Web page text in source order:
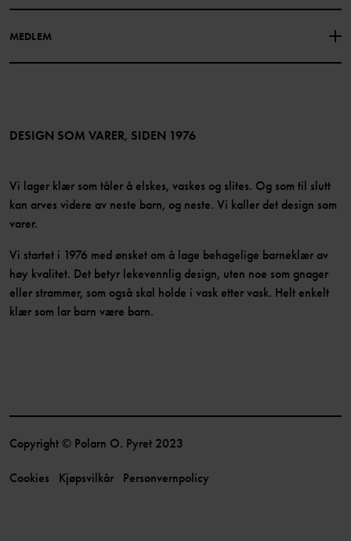
MEDLEM
Bli medlem
DESIGN SOM VARER, SIDEN 1976
Vi lager klær som tåler å elskes, vaskes og slites. Og som til slutt
kan arves videre av neste barn, og neste. Vi kaller det design som
varer.
Vi startet i 1976 med ønsket om å lage behagelige barneklær av
høy kvalitet. Det betyr lekevennlig design, uten noe som gnager
eller strammer, som også skal holde i vask etter vask. Helt enkelt
klær som lar barn være barn.
Copyright © Polarn O. Pyret 2023
Cookies Kjøpsvilkår Personvernpolicy